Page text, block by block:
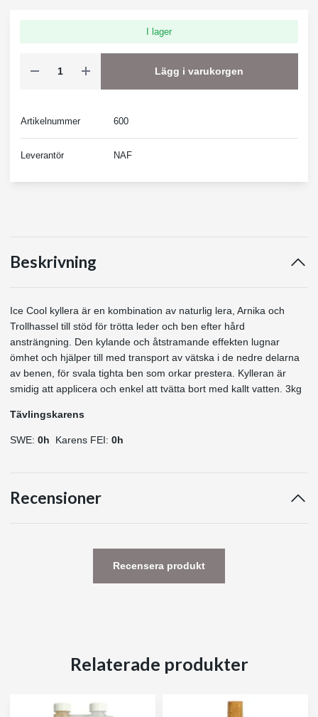
I lager
Lägg i varukorgen
Artikelnummer 600
Leverantör NAF
Beskrivning
Ice Cool kyllera är en kombination av naturlig lera, Arnika och
Trollhassel till stöd för trötta leder och ben efter hård
ansträngning. Den kylande och åtstramande effekten lugnar
ömhet och hjälper till med transport av vätska i de nedre delarna
av benen, för svala tighta ben som orkar prestera. Kylleran är
smidig att applicera och enkel att tvätta bort med kallt vatten. 3kg
Tävlingskarens
SWE: 0h Karens FEI: 0h
Recensioner
Recensera produkt
Relaterade produkter